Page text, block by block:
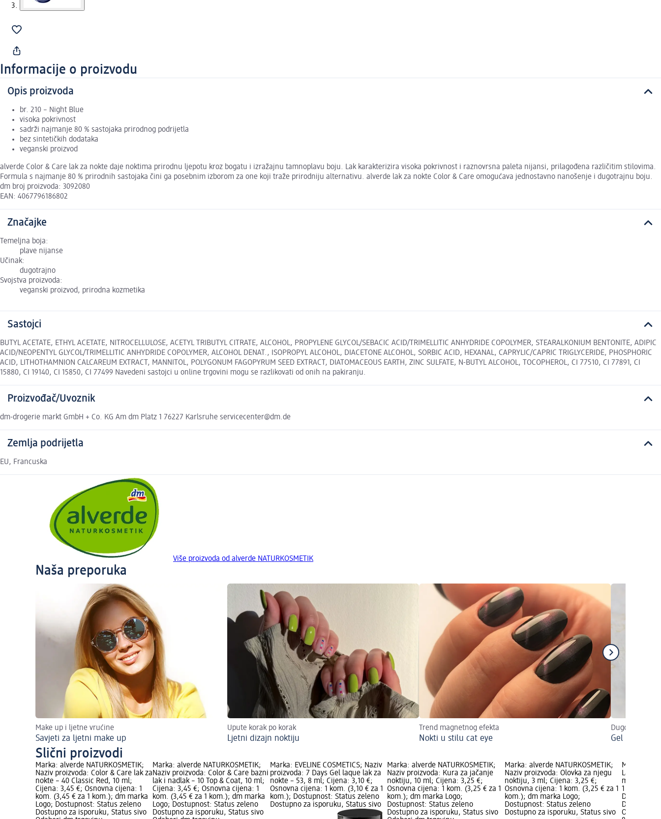
Informacije o proizvodu
Opis proizvoda
br. 210 – Night Blue
visoka pokrivnost
sadrži najmanje 80 % sastojaka prirodnog podrijetla
bez sintetičkih dodataka
veganski proizvod
alverde Color & Care lak za nokte daje noktima prirodnu ljepotu kroz bogatu i izražajnu tamnoplavu boju. Lak karakterizira visoka pokrivnost i raznovrsna paleta nijansi, prilagođena različitim stilovima.
Formula s najmanje 80 % prirodnih sastojaka čini ga posebnim izborom za one koji traže prirodniju alternativu. alverde lak za nokte Color & Care omogućava jednostavno nanošenje i dugotrajnu boju.
dm broj proizvoda: 3092080
EAN: 4067796186802
Značajke
Temeljna boja:
plave nijanse
Učinak:
dugotrajno
Svojstva proizvoda:
veganski proizvod, prirodna kozmetika
Sastojci
BUTYL ACETATE, ETHYL ACETATE, NITROCELLULOSE, ACETYL TRIBUTYL CITRATE, ALCOHOL, PROPYLENE GLYCOL/SEBACIC ACID/TRIMELLITIC ANHYDRIDE COPOLYMER, STEARALKONIUM BENTONITE, ADIPIC
ACID/NEOPENTYL GLYCOL/TRIMELLITIC ANHYDRIDE COPOLYMER, ALCOHOL DENAT., ISOPROPYL ALCOHOL, DIACETONE ALCOHOL, SORBIC ACID, HEXANAL, CAPRYLIC/CAPRIC TRIGLYCERIDE, PHOSPHORIC
ACID, LITHOTHAMNION CALCAREUM EXTRACT, MANNITOL, POLYGONUM FAGOPYRUM SEED EXTRACT, DIATOMACEOUS EARTH, ZINC SULFATE, N-BUTYL ALCOHOL, TOCOPHEROL, CI 77510, CI 77891, CI
15880, CI 19140, CI 15850, CI 77499 Navedeni sastojci u online trgovini mogu se razlikovati od onih na pakiranju.
Proizvođač/Uvoznik
dm-drogerie markt GmbH + Co. KG Am dm Platz 1 76227 Karlsruhe servicecenter@dm.de
Zemlja podrijetla
EU, Francuska
Više proizvoda od alverde NATURKOSMETIK
Naša preporuka
Make up i ljetne vrućine
Savjeti za ljetni make up
Upute korak po korak
Ljetni dizajn noktiju
Trend magnetnog efekta
Nokti u stilu cat eye
Dugotrajni,
Gel lakovi za
Slični proizvodi
Marka: alverde NATURKOSMETIK;
Naziv proizvoda: Color & Care lak za
nokte – 40 Classic Red, 10 ml;
Cijena: 3,45 €; Osnovna cijena: 1
kom. (3,45 € za 1 kom.); dm marka
Logo; Dostupnost: Status zeleno
Dostupno za isporuku, Status sivo
Marka: alverde NATURKOSMETIK;
Naziv proizvoda: Color & Care bazni
lak i nadlak – 10 Top & Coat, 10 ml;
Cijena: 3,45 €; Osnovna cijena: 1
kom. (3,45 € za 1 kom.); dm marka
Logo; Dostupnost: Status zeleno
Dostupno za isporuku, Status sivo
Marka: EVELINE COSMETICS; Naziv
proizvoda: 7 Days Gel laque lak za
nokte – 53, 8 ml; Cijena: 3,10 €;
Osnovna cijena: 1 kom. (3,10 € za 1
kom.); Dostupnost: Status zeleno
Dostupno za isporuku, Status sivo
Marka: alverde NATURKOSMETIK;
Naziv proizvoda: Kura za jačanje
noktiju, 10 ml; Cijena: 3,25 €;
Osnovna cijena: 1 kom. (3,25 € za 1
kom.); dm marka Logo;
Dostupnost: Status zeleno
Dostupno za isporuku, Status sivo
Marka: alverde NATURKOSMETIK;
Naziv proizvoda: Olovka za njegu
noktiju, 3 ml; Cijena: 3,25 €;
Osnovna cijena: 1 kom. (3,25 € za 1
kom.); dm marka Logo;
Dostupnost: Status zeleno
Dostupno za isporuku, Status sivo
Marka:
Lak za
ml; Cijena:
1 kom.
Dostupno
Odaberi